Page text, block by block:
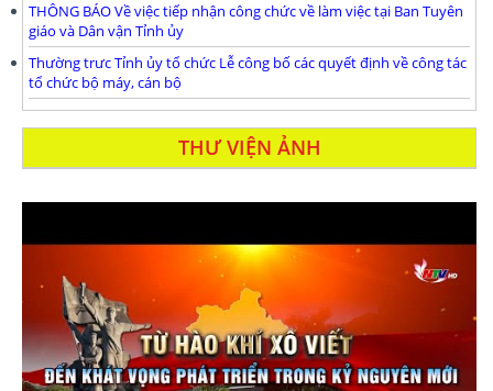
THÔNG BÁO Về việc tiếp nhận công chức về làm việc tại Ban Tuyên
giáo và Dân vận Tỉnh ủy
Thường trưc Tỉnh ủy tổ chức Lễ công bố các quyết định về công tác
tổ chức bộ máy, cán bộ
THƯ VIỆN ẢNH